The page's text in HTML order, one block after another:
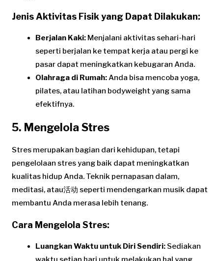
Jenis Aktivitas Fisik yang Dapat Dilakukan:
Berjalan Kaki: Menjalani aktivitas sehari-hari
seperti berjalan ke tempat kerja atau pergi ke
pasar dapat meningkatkan kebugaran Anda.
Olahraga di Rumah:Anda bisa mencoba yoga,
pilates, atau latihan bodyweight yang sama
efektifnya.
5. Mengelola Stres
Stres merupakan bagian dari kehidupan, tetapi
pengelolaan stres yang baik dapat meningkatkan
kualitas hidup Anda. Teknik pernapasan dalam,
meditasi, atau活动 seperti mendengarkan musik dapat
membantu Anda merasa lebih tenang.
Cara Mengelola Stres:
Luangkan Waktu untuk Diri Sendiri:Sediakan